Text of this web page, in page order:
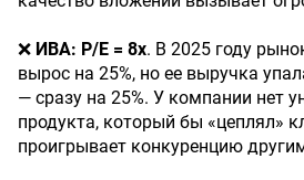
❌ ИВА: P/E = 8х. В 2025 году
вырос на 25%, но ее выручка
— сразу на 25%. У компании нет
продукта, который бы «цеплял»
проигрывает конкуренцию